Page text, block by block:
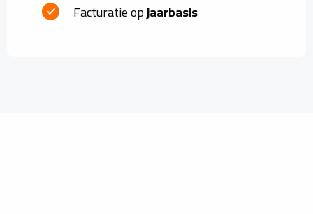
Facturatie opjaarbasis